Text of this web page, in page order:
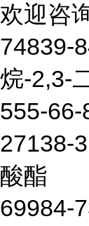
欢迎咨
74839-
烷-2,3-
555-66-
27138-
酸酯
69984-